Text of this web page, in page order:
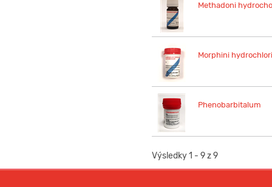
Methadoni
Morphini
Phenobarbitalum
Výsledky 1 - 9 z 9